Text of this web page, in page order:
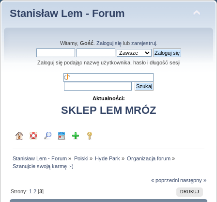
Stanisław Lem - Forum
Witamy, Gość. Zaloguj sięlub zarejestruj.
Zaloguj się podając nazwę użytkownika, hasło i długość sesji
Aktualności:
SKLEP LEM MRÓZ
Stanisław Lem - Forum » Polski» Hyde Park » Organizacja forum »
Szanujcie swoją karmę ;-)
« poprzedni następny »
DRUKUJ
Strony: 1 2 [3]